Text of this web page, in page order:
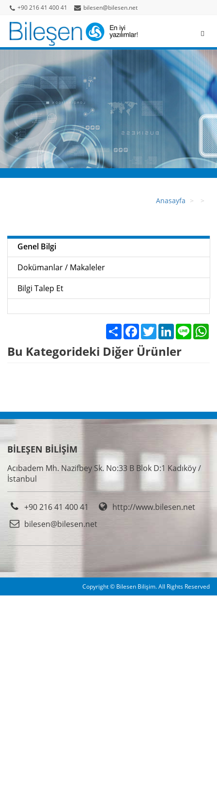
+90 216 41 400 41 bilesen@bilesen.net
Anasayfa
Genel Bilgi
Dokümanlar / Makaleler
Bilgi Talep Et
Share FacebookTwitterLinkedIn
Line
Bu Kategorideki Diğer Ürünler
BİLEŞEN BİLİŞİM
Acıbadem Mh. Nazifbey Sk. No:33 B Blok D:1 Kadıköy /
İstanbul
+90 216 41 400 41
http://www.bilesen.net
bilesen@bilesen.net
Copyright © Bilesen Bilişim. All Rights Reserved